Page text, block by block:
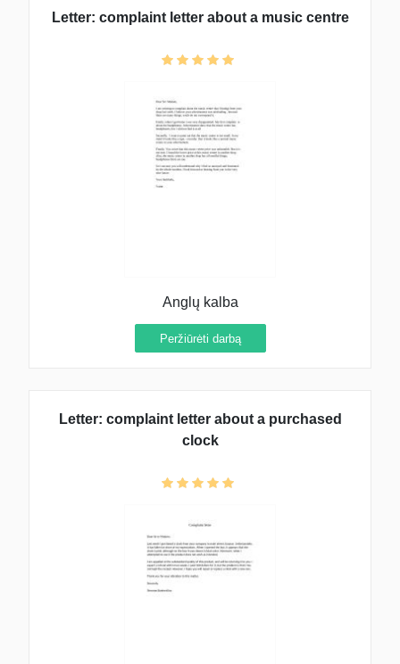
Letter: complaint letter about a music centre
Anglų kalba
Peržiūrėti darbą
Letter: complaint letter about a purchased
clock